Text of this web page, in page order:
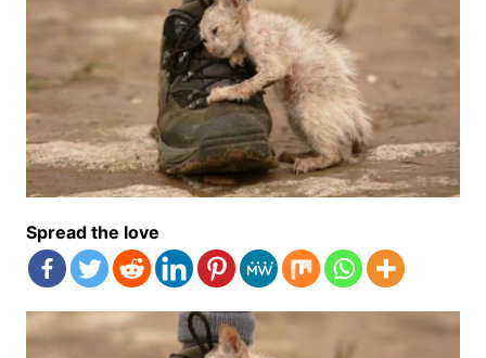
Spread the love